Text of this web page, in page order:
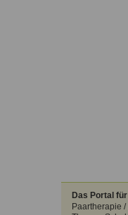
Das Portal
Paartherapie